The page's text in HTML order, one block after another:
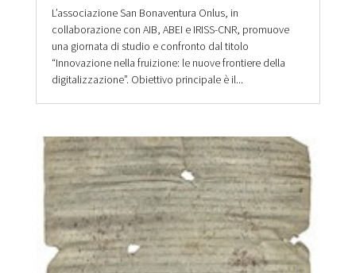
L’associazione San Bonaventura Onlus, in
collaborazione con AIB, ABEI e IRISS-CNR, promuove
una giornata di studio e confronto dal titolo
“Innovazione nella fruizione: le nuove frontiere della
digitalizzazione”. Obiettivo principale è il...